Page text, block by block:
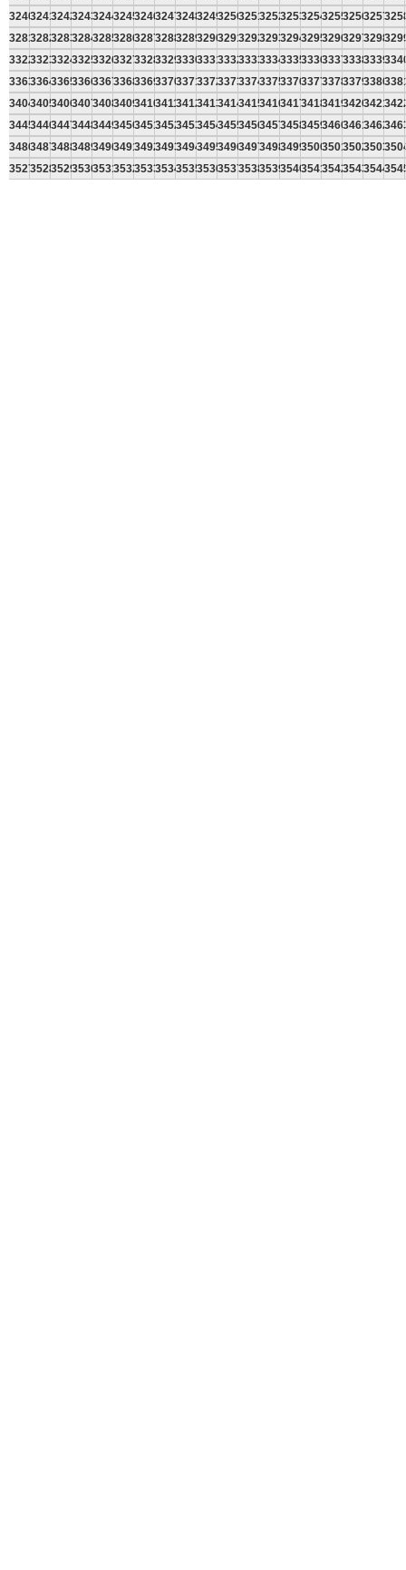
324032413242324332443245324632473248324932503251325232533254325532563257
328132823283328432853286328732883289329032913292329332943295329632973298
332233233324332533263327332833293330333133323333333433353336333733383339
336333643365336633673368336933703371337233733374337533763377337833793380
340434053406340734083409341034113412341334143415341634173418341934203421
344534463447344834493450345134523453345434553456345734583459346034613462
348634873488348934903491349234933494349534963497349834993500350135023503
352735283529353035313532353335343535353635373538353935403541354235433544